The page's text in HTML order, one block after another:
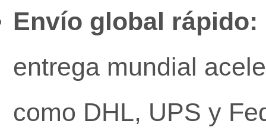
Envío global rápido:
entrega mundial
como DHL, UPS y